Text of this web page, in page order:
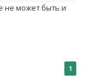
не может быть и
1